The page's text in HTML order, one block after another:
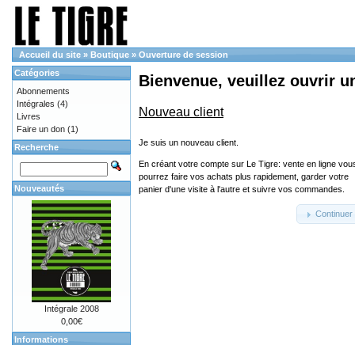
Accueil du site » Boutique » Ouverture de session
Bienvenue, veuillez ouvrir
Nouveau client
Je suis un nouveau client.
En créant votre compte sur Le Tigre: vente en ligne
pourrez faire vos achats plus rapidement, garder votre
panier d'une visite à l'autre et suivre vos commandes.
Continuer
Catégories
Abonnements
Intégrales (4)
Livres
Faire un don (1)
Recherche
Nouveautés
Intégrale 2008
0,00€
Informations